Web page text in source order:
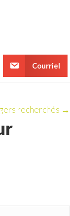
Courriel
recherchés →